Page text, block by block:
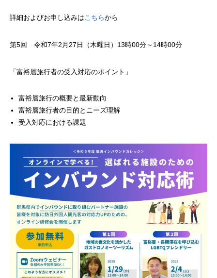
詳細およびお申し込みはこちらから
第5回 令和7年2月27日（木曜日）13時00分～14時00分
​「富裕層旅行者の受入対応のポイント」
富裕層旅行の概要と最新動向
富裕層旅行者の目的とニーズ理解
受入対応における課題